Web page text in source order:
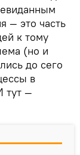
— это часть
к тому
(но и
до сего
в
тут —